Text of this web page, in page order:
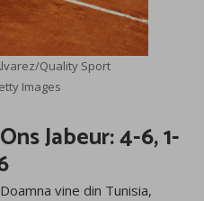
Quality Sport
Images
Jabeur: 4-6, 1-
vine din Tunisia,